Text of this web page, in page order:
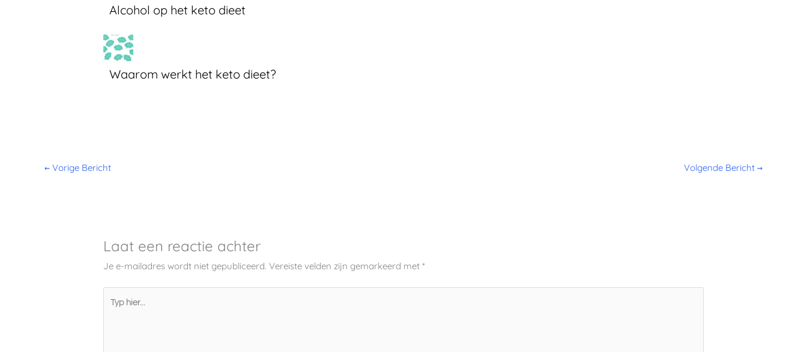
Alcohol op het keto dieet
Waarom werkt het keto dieet?
← Vorige Bericht Volgende Bericht →
Laat een reactie achter
Je e-mailadres wordt niet gepubliceerd. Vereiste velden zijn gemarkeerd met*
hier...